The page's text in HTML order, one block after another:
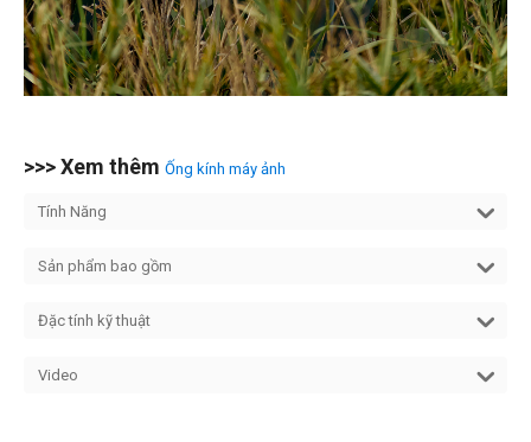
>>> Xem thêm Ống kính máy ảnh
Tính Năng
Sản phẩm bao gồm
Đặc tính kỹ thuật
Video